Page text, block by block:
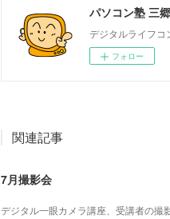
パソコン塾 三
デジタルライフ
フォロー
関連記事
7月撮影会
デジタル一眼カメラ講座、受講者の撮